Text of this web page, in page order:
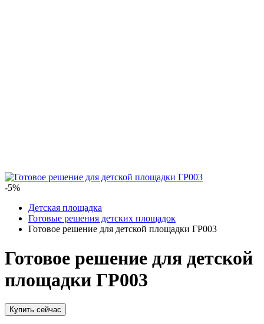
-5%
Детская площадка
Готовые решения детских площадок
Готовое решение для детской площадки ГР003
Готовое решение для детской
площадки ГР003
Купить сейчас